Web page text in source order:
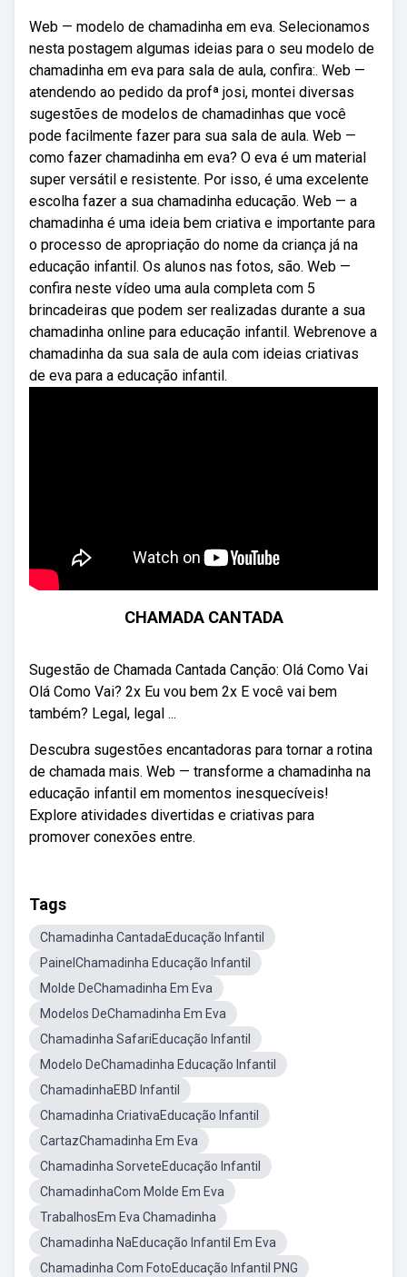
Web — modelo de chamadinha em eva. Selecionamos
nesta postagem algumas ideias para o seu modelo de
chamadinha em eva para sala de aula, confira:. Web —
atendendo ao pedido da profª josi, montei diversas
sugestões de modelos de chamadinhas que você
pode facilmente fazer para sua sala de aula. Web —
como fazer chamadinha em eva? O eva é um material
super versátil e resistente. Por isso, é uma excelente
escolha fazer a sua chamadinha educação. Web — a
chamadinha é uma ideia bem criativa e importante para
o processo de apropriação do nome da criança já na
educação infantil. Os alunos nas fotos, são. Web —
confira neste vídeo uma aula completa com 5
brincadeiras que podem ser realizadas durante a sua
chamadinha online para educação infantil. Webrenove a
chamadinha da sua sala de aula com ideias criativas
de eva para a educação infantil.
CHAMADA CANTADA
Sugestão de Chamada Cantada Canção: Olá Como Vai
Olá Como Vai? 2x Eu vou bem 2x E você vai bem
também? Legal, legal ...
Descubra sugestões encantadoras para tornar a rotina
de chamada mais. Web — transforme a chamadinha na
educação infantil em momentos inesquecíveis!
Explore atividades divertidas e criativas para
promover conexões entre.
Tags
Chamadinha CantadaEducação Infantil
PainelChamadinha Educação Infantil
Molde DeChamadinha Em Eva
Modelos DeChamadinha Em Eva
Chamadinha SafariEducação Infantil
Modelo DeChamadinha Educação Infantil
ChamadinhaEBD Infantil
Chamadinha CriativaEducação Infantil
CartazChamadinha Em Eva
Chamadinha SorveteEducação Infantil
ChamadinhaCom Molde Em Eva
TrabalhosEm Eva Chamadinha
Chamadinha NaEducação Infantil Em Eva
Chamadinha Com FotoEducação Infantil PNG